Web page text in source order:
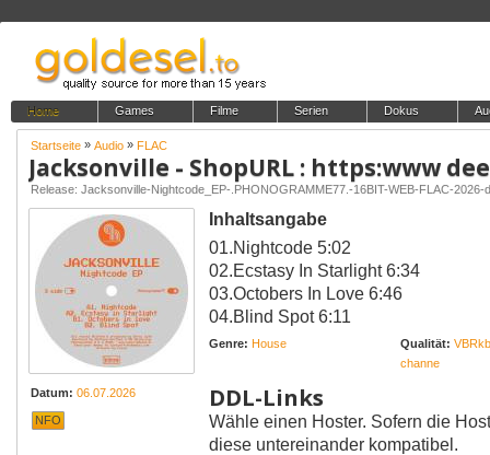
Home Games Filme Serien Dokus
Startseite » Audio » FLAC
Release: Jacksonville-Nightcode_EP-.PHONOGRAMME77.-16BIT-WEB-FLAC-2026-
Datum: 06.07.2026
NFO
Inhaltsangabe
01.Nightcode 5:02
02.Ecstasy In Starlight 6:34
03.Octobers In Love 6:46
04.Blind Spot 6:11
Genre: House Qualität:
channe
DDL-Links
Wähle einen Hoster. Sofern die
diese untereinander kompatibel.